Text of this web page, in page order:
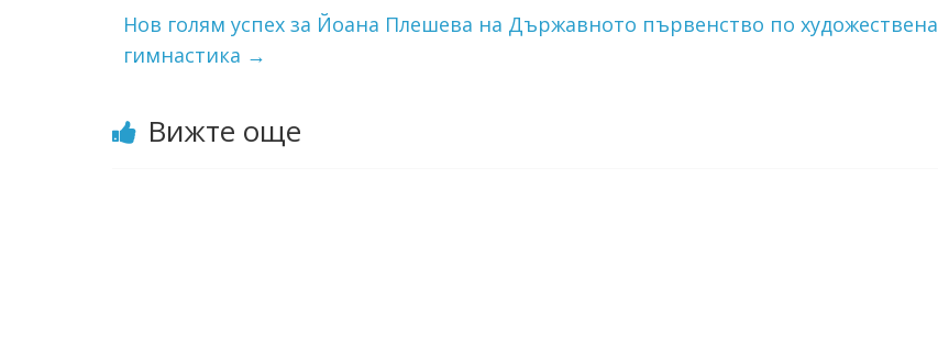
Нов голям успех за Йоана Плешева на Държавното първенство по художествена
гимнастика →
Вижте още